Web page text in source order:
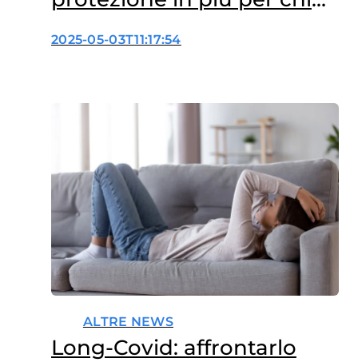
affronta la malattia
2025-05-03T11:17:54
ALTRE NEWS
Long-Covid: affrontarlo